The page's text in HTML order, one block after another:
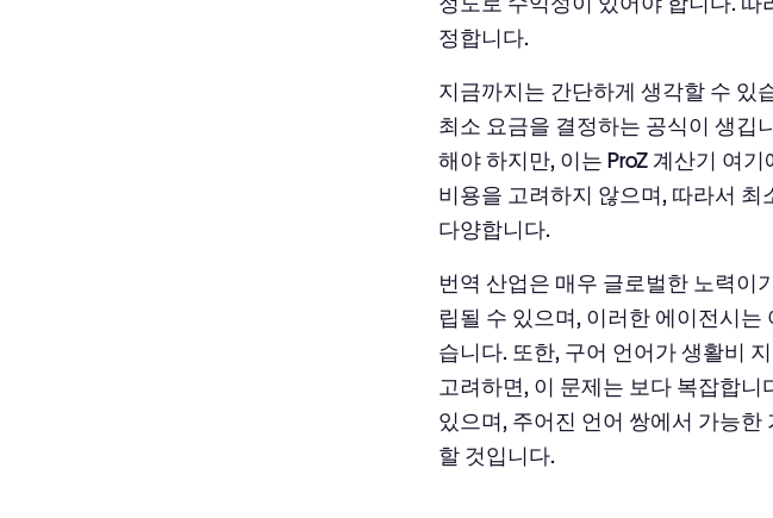
정합니다.
지금까지는 간단하게 생각할 수 있
최소 요금을 결정하는 공식이 생깁
해야 하지만, 이는 ProZ 계산기 여기
비용을 고려하지 않으며, 따라서
다양합니다.
번역 산업은 매우 글로벌한 노력이
립될 수 있으며, 이러한 에이전시
습니다. 또한, 구어 언어가 생활비
고려하면, 이 문제는 보다 복잡합
있으며, 주어진 언어 쌍에서 가능
할 것입니다.